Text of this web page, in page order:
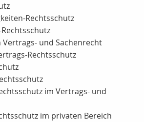
Rechtsschutz
Vertrags- und Sachenrecht
Rechtsschutz
im Vertrags- und
im privaten Bereich